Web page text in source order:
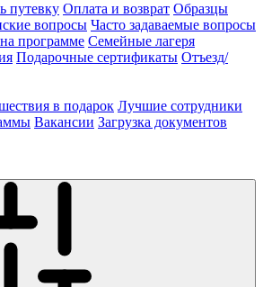
путевку Оплата и возврат Образцы
вопросы Часто задаваемые вопросы
программе Семейные лагеря
Подарочные сертификаты Отъезд/
в подарок Лучшие сотрудники
Вакансии Загрузка документов